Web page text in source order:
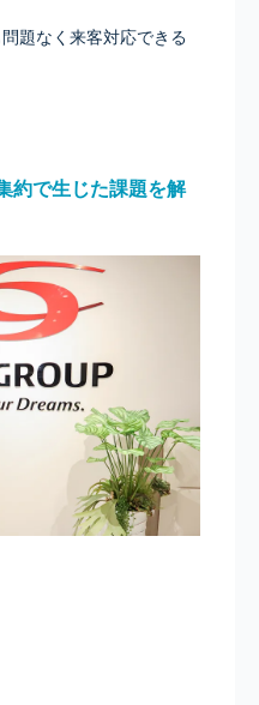
題なく来客対応できる
約で生じた課題を解